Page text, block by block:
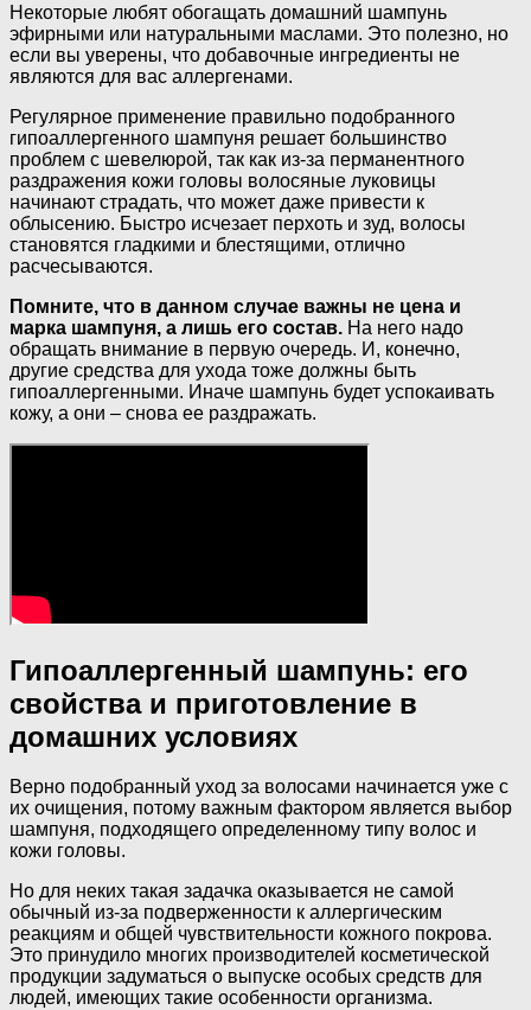
Некоторые любят обогащать домашний шампунь
эфирными или натуральными маслами. Это полезно, но
если вы уверены, что добавочные ингредиенты не
являются для вас аллергенами.
Регулярное применение правильно подобранного
гипоаллергенного шампуня решает большинство
проблем с шевелюрой, так как из-за перманентного
раздражения кожи головы волосяные луковицы
начинают страдать, что может даже привести к
облысению. Быстро исчезает перхоть и зуд, волосы
становятся гладкими и блестящими, отлично
расчесываются.
Помните, что в данном случае важны не цена и
марка шампуня, а лишь его состав. На него надо
обращать внимание в первую очередь. И, конечно,
другие средства для ухода тоже должны быть
гипоаллергенными. Иначе шампунь будет успокаивать
кожу, а они – снова ее раздражать.
Гипоаллергенный шампунь: его
свойства и приготовление в
домашних условиях
Верно подобранный уход за волосами начинается уже с
их очищения, потому важным фактором является выбор
шампуня, подходящего определенному типу волос и
кожи головы.
Но для неких такая задачка оказывается не самой
обычный из-за подверженности к аллергическим
реакциям и общей чувствительности кожного покрова.
Это принудило многих производителей косметической
продукции задуматься о выпуске особых средств для
людей, имеющих такие особенности организма.